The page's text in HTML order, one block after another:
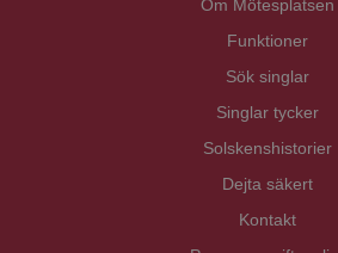
Om Mötesplatsen
Funktioner
Sök singlar
Singlar tycker
Solskenshistorier
Dejta säkert
Kontakt